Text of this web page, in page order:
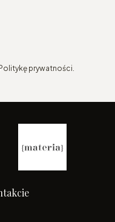
prywatności.